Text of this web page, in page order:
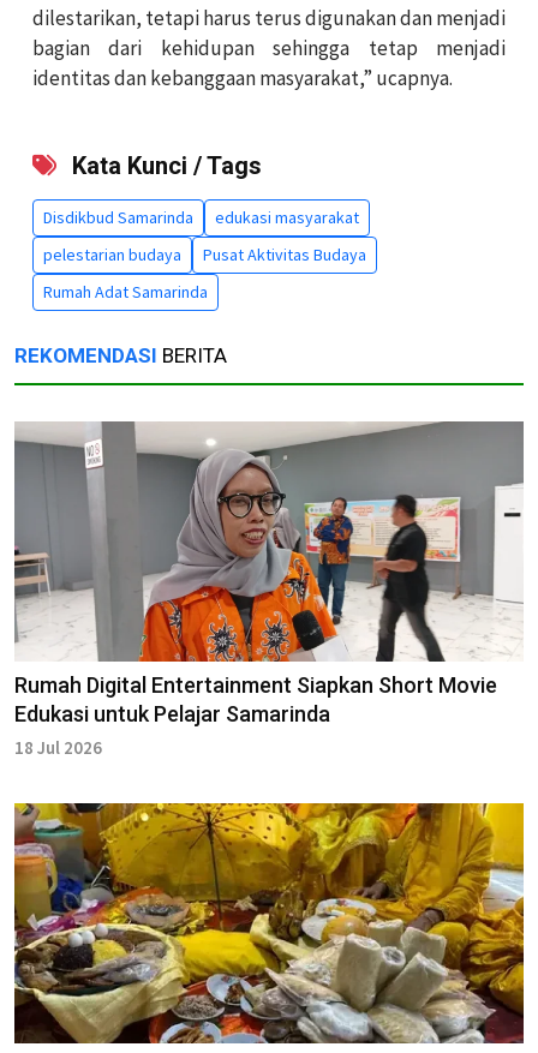
dilestarikan, tetapi harus terus digunakan dan menjadi
bagian dari kehidupan sehingga tetap menjadi
identitas dan kebanggaan masyarakat,” ucapnya.
Kata Kunci / Tags
Disdikbud Samarinda
edukasi masyarakat
pelestarian budaya
Pusat Aktivitas Budaya
Rumah Adat Samarinda
REKOMENDASI BERITA
Rumah Digital Entertainment Siapkan Short Movie
Edukasi untuk Pelajar Samarinda
18 Jul 2026